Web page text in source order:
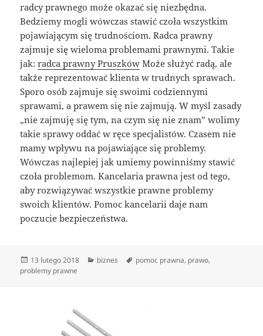
radcy prawnego może okazać się niezbędna.
Bedziemy mogli wówczas stawić czoła wszystkim
pojawiającym się trudnościom. Radca prawny
zajmuje się wieloma problemami prawnymi. Takie
jak:radca prawny Pruszków Może służyć radą, ale
także reprezentować klienta w trudnych sprawach.
Sporo osób zajmuje się swoimi codziennymi
sprawami, a prawem się nie zajmują. W myśl zasady
„nie zajmuję się tym, na czym się nie znam” wolimy
takie sprawy oddać w ręce specjalistów. Czasem nie
mamy wpływu na pojawiające się problemy.
Wówczas najlepiej jak umiemy powinniśmy stawić
czoła problemom. Kancelaria prawna jest od tego,
aby rozwiązywać wszystkie prawne problemy
swoich klientów. Pomoc kancelarii daje nam
poczucie bezpieczeństwa.
Data
publikacji
13 lutego 2018 Kategorie
biznes Tagi
pomoc prawna, prawo,
problemy prawne